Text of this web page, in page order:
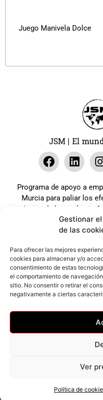
Gestionar
de las
Para ofrecer las mejores
cookies para almacenar y/o
consentimiento de estas
el comportamiento de
sitio. No consentir o retirar el
negativamente a ciertas
Ver
Política de
Juego Manivela Dolce
JSM | El
Programa de apoyo a
Murcia para paliar los
económica de la pandemia
coste cero cofinanciada
Expediente:
Web desarrollada
Cofinanciado por los
–
© Todos los